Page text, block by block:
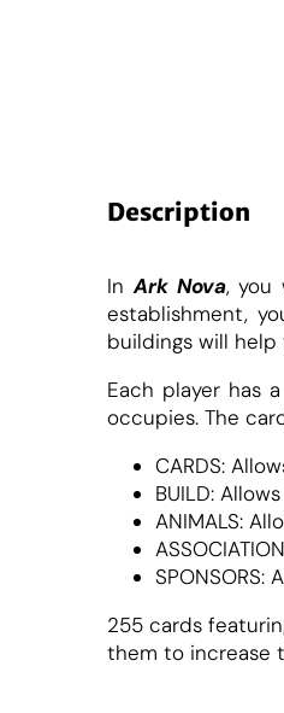
Description
InArk Nova, you
establishment,
buildings will help
Each player has
occupies. The
CARDS:
BUILD:
ANIMALS:
255 cards
them to increase